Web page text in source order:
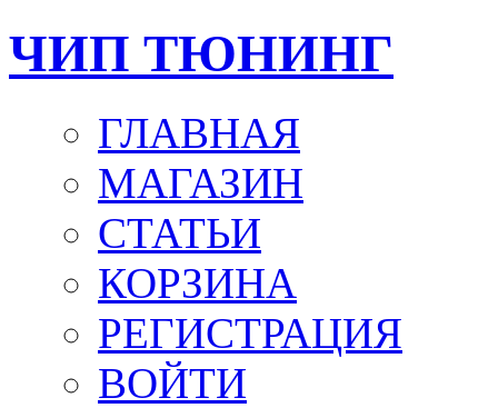
ЧИП ТЮНИНГ
ГЛАВНАЯ
МАГАЗИН
СТАТЬИ
КОРЗИНА
РЕГИСТРАЦИЯ
ВОЙТИ